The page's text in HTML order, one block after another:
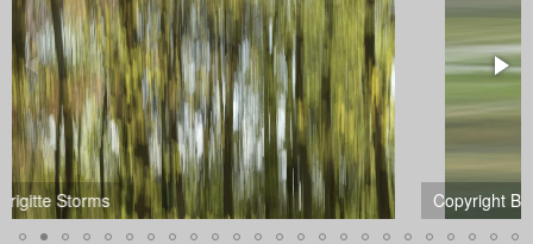
Copyright Brigitte Storms